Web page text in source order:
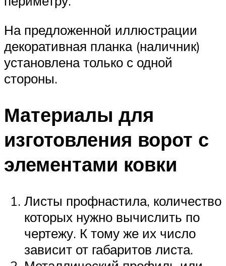
На предложенной иллюстрации
декоративная планка (наличник)
установлена только с одной
стороны.
Материалы для
изготовления ворот с
элементами ковки
Листы профнастила, количество
которых нужно вычислить по
чертежу. К тому же их число
зависит от габаритов листа.